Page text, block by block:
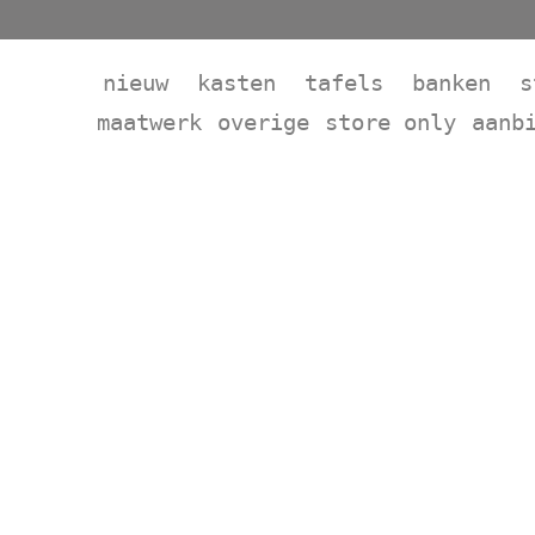
nieuw kasten tafels banken
maatwerk
overige store only